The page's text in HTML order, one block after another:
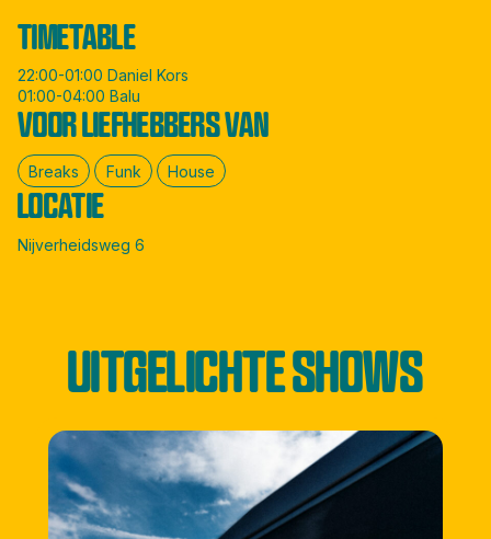
TIMETABLE
22:00-01:00 Daniel Kors
01:00-04:00 Balu
VOOR LIEFHEBBERS VAN
Breaks Funk House
LOCATIE
Nijverheidsweg 6
UITGELICHTE SHOWS